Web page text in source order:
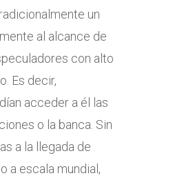
un
al alcance de
con alto
Es decir,
acceder a él las
o la banca. Sin
a la llegada de
a escala mundial,